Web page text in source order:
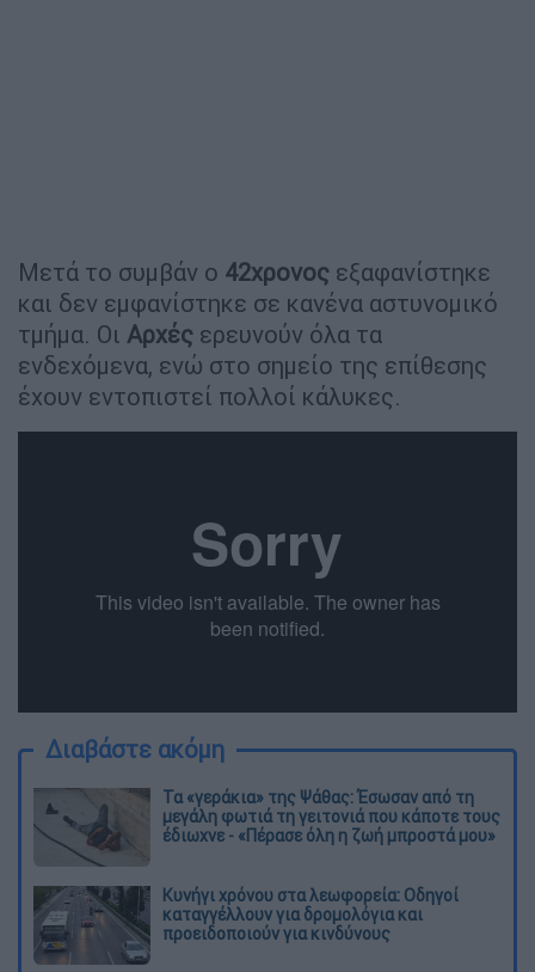
Μετά το συμβάν ο 42χρονος εξαφανίστηκε
και δεν εμφανίστηκε σε κανένα αστυνομικό
τμήμα. Οι Αρχές ερευνούν όλα τα
ενδεχόμενα, ενώ στο σημείο της επίθεσης
έχουν εντοπιστεί πολλοί κάλυκες.
Διαβάστε ακόμη
Τα «γεράκια» της Ψάθας: Έσωσαν από τη
μεγάλη φωτιά τη γειτονιά που κάποτε τους
έδιωχνε - «Πέρασε όλη η ζωή μπροστά μου»
Κυνήγι χρόνου στα λεωφορεία: Οδηγοί
καταγγέλλουν για δρομολόγια και
προειδοποιούν για κινδύνους